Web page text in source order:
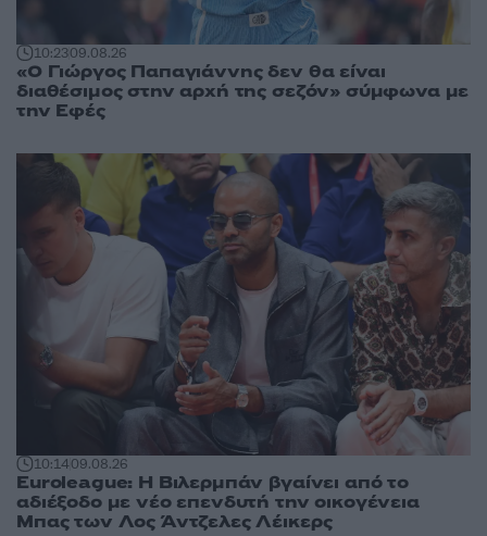
10:2309.08.26
«Ο Γιώργος Παπαγιάννης δεν θα είναι
διαθέσιμος στην αρχή της σεζόν» σύμφωνα με
την Εφές
10:1409.08.26
Euroleague: Η Βιλερμπάν βγαίνει από το
αδιέξοδο με νέο επενδυτή την οικογένεια
Μπας των Λος Άντζελες Λέικερς